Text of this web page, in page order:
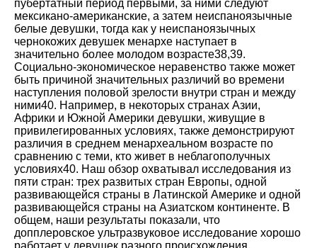
пубертатный период первыми, за ними следуют
мексикано-американские, а затем неиспаноязычные
белые девушки, тогда как у неиспаноязычных
чернокожих девушек менархе наступает в
значительно более молодом возрасте38,39.
Социально-экономическое неравенство также может
быть причиной значительных различий во времени
наступления половой зрелости внутри стран и между
ними40. Например, в некоторых странах Азии,
Африки и Южной Америки девушки, живущие в
привилегированных условиях, также демонстрируют
различия в среднем менархеальном возрасте по
сравнению с теми, кто живет в неблагополучных
условиях40. Наш обзор охватывал исследования из
пяти стран: трех развитых стран Европы, одной
развивающейся страны в Латинской Америке и одной
развивающейся страны на Азиатском континенте. В
общем, наши результаты показали, что
допплеровское ультразвуковое исследование хорошо
работает у девушек разного происхождения.